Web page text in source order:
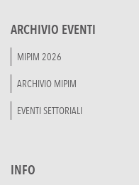
ARCHIVIO EVENTI
MIPIM 2026
ARCHIVIO MIPIM
EVENTI SETTORIALI
INFO